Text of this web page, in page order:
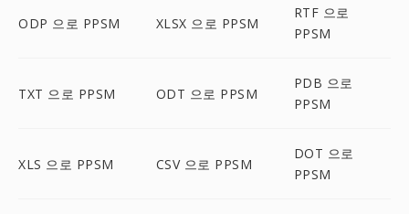
ODP 으로 PPSM XLSX 으로 PPSM
RTF 으로
PPSM
TXT 으로 PPSM ODT 으로 PPSM
PDB 으로
PPSM
XLS 으로 PPSM CSV 으로 PPSM
DOT 으로
PPSM